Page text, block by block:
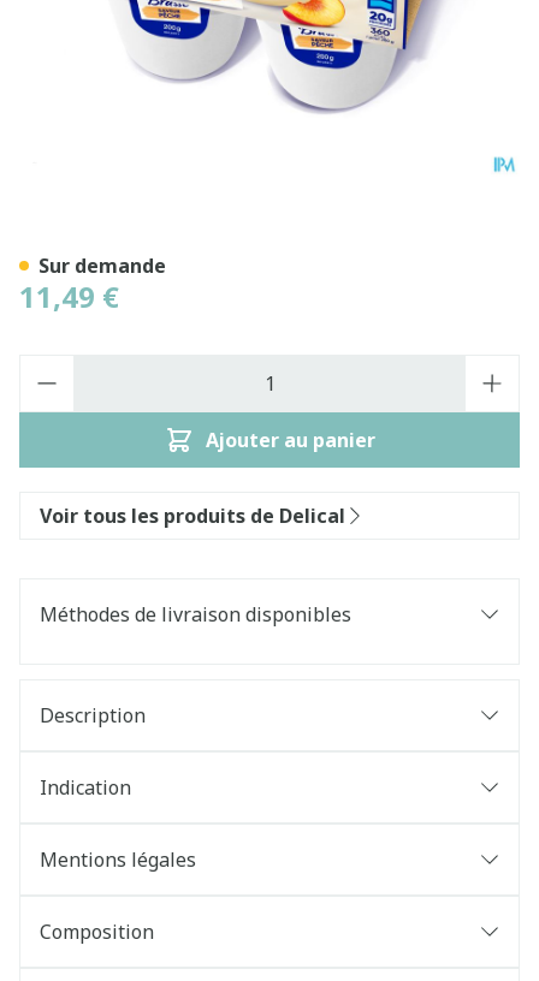
11,49 €
Ajouter au panier
Sur demande
Voir tous les produits de Delical
Méthodes de livraison disponibles
Description
Indication
Mentions légales
Composition